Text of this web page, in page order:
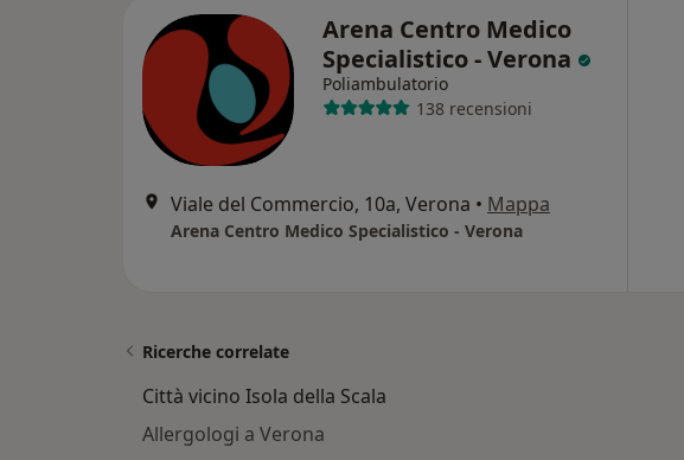
Arena Centro Medico
Specialistico - Verona
Poliambulatorio
138 recensioni
Viale del Commercio, 10a, Verona • Mappa
Arena Centro Medico Specialistico - Verona
Ricerche correlate
Città vicino Isola della Scala
Allergologi a Verona